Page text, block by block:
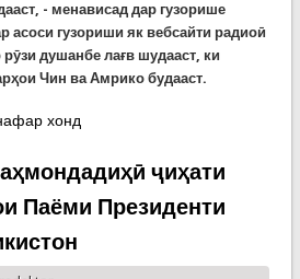
- менависад дар гузорише
гузориши як вебсайти радиоӣ
душанбе лағв шудааст, ки
Чин ва Амрико будааст.
“ОМИКРОН”: Лағви беш аз 1400
барои бисёриҳо талх кардаанд
хонд
ҷиҳати
Паёми Президенти